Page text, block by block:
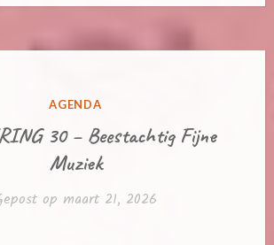
GEPLAATST
AGENDA
30 – Beestachtig Fijne
Muziek
op maart 21, 2026